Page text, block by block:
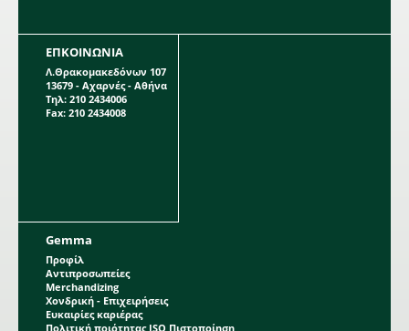
ΕΠΚΟΙΝΩΝΙΑ
Λ.Θρακομακεδόνων 107
13679 - Αχαρνές - Αθήνα
Τηλ: 210 2434006
Fax: 210 2434008
Gemma
Προφίλ
Αντιπροσωπείες
Merchandizing
Χονδρική - Επιχειρήσεις
Ευκαιρίες καριέρας
Πολιτική ποιότητας ISO Πιστοποίηση